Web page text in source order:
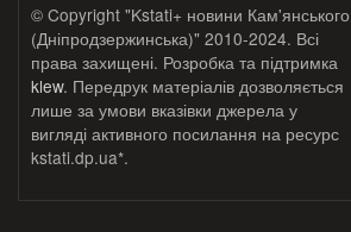
© Copyright "Kstati+ новини Кам'янського
(Дніпродзержинська)" 2010-2024. Всі
права захищені. Розробка та підтримка
klew. Передрук матеріалів дозволяється
лише за умови вказівки джерела у
вигляді активного посилання на ресурс
kstati.dp.ua*.